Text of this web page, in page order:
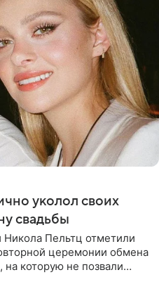
уколол своих
свадьбы
Пельтц отметили
церемонии обмена
на которую не позвали